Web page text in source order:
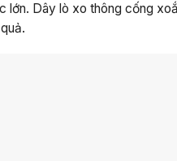
lớn. Dây lò xo thông cống